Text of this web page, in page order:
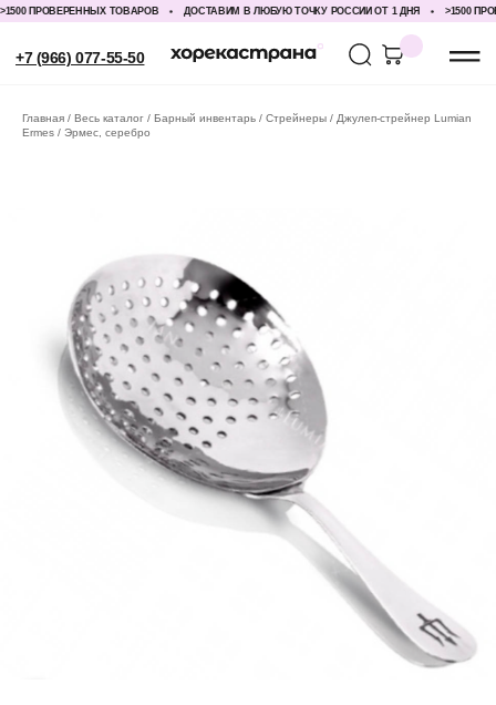
ПРОВЕРЕННЫХ ТОВАРОВ ДОСТАВИМ В ЛЮБУЮ ТОЧКУ РОССИИ ОТ 1 ДНЯ >1500
Главная Весь каталог Барный инвентарь Стрейнеры
Джулеп-стрейнер Lumian
Ermes / Эрмес, серебро